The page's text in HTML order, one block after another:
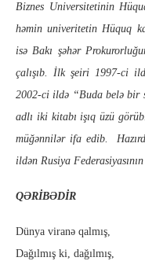
Biznes Universitetinin
həmin univeritetin Hüquq
isə Bakı şəhər
çalışıb. İlk şeiri 1997-ci
2002-ci ildə “Buda belə bir
adlı iki kitabı işıq üzü
müğənnilər ifa edib.
ildən Rusiya Federasiyasının
QƏRİBƏDİR
Dünya viranə qalmış,
Dağılmış ki, dağılmış,